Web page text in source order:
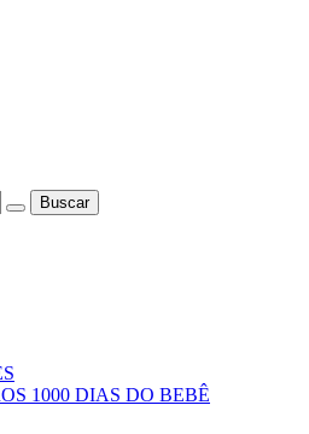
Buscar
1000 DIAS DO BEBÊ